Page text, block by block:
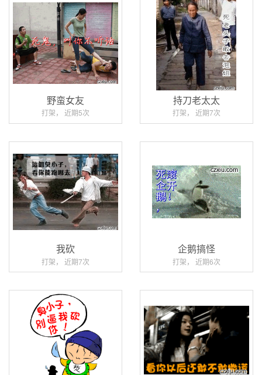
野蛮女友
打架， 近期5次
持刀老太太
打架， 近期7次
我砍
打架， 近期7次
企鹅搞怪
打架， 近期6次